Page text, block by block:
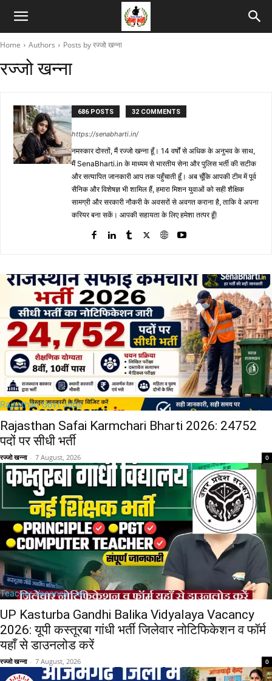
Home Authors Posts by रज्जो खन्ना
रज्जो खन्ना
686 POSTS 32 COMMENTS
https://senabharti.in/
नमस्कार दोस्तों, मैं रज्जो खन्ना हूँ। 14 वर्षों से अधिक के अनुभव के साथ,
मैं SenaBharti.in के माध्यम से भारतीय सेना और पुलिस भर्ती की सटीक
और सत्यापित जानकारी आप तक पहुँचाती हूँ। अब चूँकि आपकी टीम में पूर्व
सैनिक और विशेषज्ञ भी शामिल हैं, हमारा मिशन युवाओं को सही शैक्षिक
सामग्री और सरकारी नौकरी के अवसरों से अवगत कराना है, ताकि वे अपना
करियर बना सकें। आपकी सहायता के लिए हमेशा तत्पर हूँ!
Rajasthan Govt Jobs
Rajasthan Safai Karmchari Bharti 2026: 24752
पदों पर सीधी भर्ती
रज्जो खन्ना - 7 August, 2026 0
Teacher Vacancy List
UP Kasturba Gandhi Balika Vidyalaya Vacancy
2026: यूपी कस्तूरबा गांधी भर्ती जिलेवार नोटिफिकेशन व फॉर्म
यहाँ से डाउनलोड करें
रज्जो खन्ना - 7 August, 2026 0